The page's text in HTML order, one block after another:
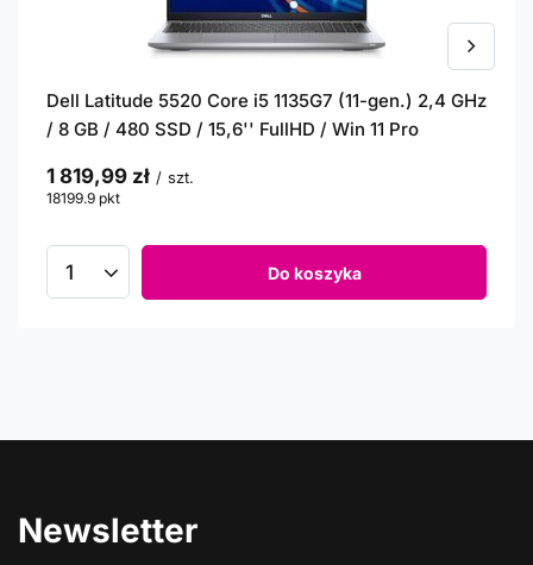
Dell Latitude 5520 Core i5 1135G7 (11-gen.) 2,4 GHz
/ 8 GB / 480 SSD / 15,6'' FullHD / Win 11 Pro
1 819,99 zł / szt.
18199.9 pkt
Do koszyka
Newsletter